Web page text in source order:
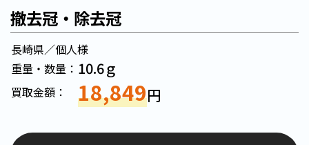
撤去冠・除去冠
長崎県／個人様
重量・数量： 10.6ｇ
買取金額： 18,849円